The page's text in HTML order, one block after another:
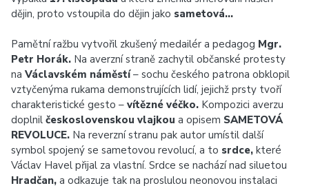
dějin, proto vstoupila do dějin jako sametová…
Pamětní ražbu vytvořil zkušený medailér a pedagog Mgr.
Petr Horák. Na averzní straně zachytil občanské protesty
na Václavském náměstí– sochu českého patrona obklopil
vztyčenýma rukama demonstrujících lidí, jejichž prsty tvoří
charakteristické gesto – vítězné véčko. Kompozici averzu
doplnil československou vlajkou a opisem SAMETOVÁ
REVOLUCE. Na reverzní stranu pak autor umístil další
symbol spojený se sametovou revolucí, a to srdce, které
Václav Havel přijal za vlastní. Srdce se nachází nad siluetou
Hradčan, a odkazuje tak na proslulou neonovou instalaci